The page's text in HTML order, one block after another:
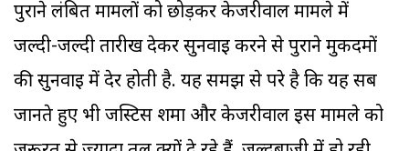
पुराने लंबित मामलों को छोड़कर केजरीवाल मामले में
जल्दी-जल्दी तारीख देकर सुनवाई करने से पुराने मुकदमों
की सुनवाई में देर होती है. यह समझ से परे है कि यह सब
जानते हुए भी जस्टिस शर्मा और केजरीवाल इस मामले को